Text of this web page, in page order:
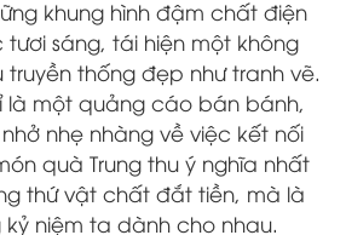
khung hình đậm chất điện
sáng, tái hiện một không
truyền thống đẹp như tranh vẽ.
là một quảng cáo bán bánh,
nhẹ nhàng về việc kết nối
quà Trung thu ý nghĩa nhất
thứ vật chất đắt tiền, mà là
niệm ta dành cho nhau.